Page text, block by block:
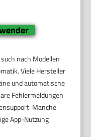
nach Modellen
Viele Hersteller
und automatische
Fehlermeldungen
Manche
App-Nutzung